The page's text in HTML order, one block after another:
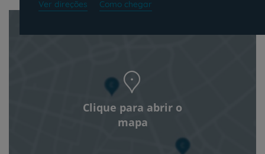
Ver direções Como chegar
Clique para abrir o
mapa